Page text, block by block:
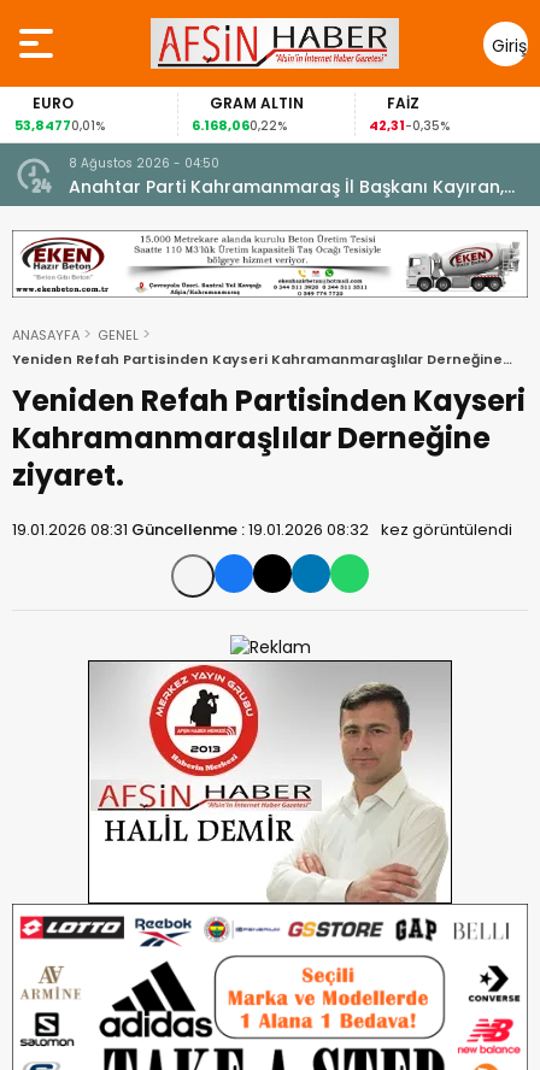
Giriş
Yap
EURO
53,84770,01%
GRAM ALTIN
6.168,060,22%
FAİZ
42,31-0,35%
8 Ağustos 2026 - 04:50
Anahtar Parti Kahramanmaraş İl Başkanı Kayıran,
Afşin Teşkilatı ile buluştu.
ANASAYFA
GENEL
Yeniden Refah Partisinden Kayseri Kahramanmaraşlılar Derneğine
Yeniden Refah Partisinden Kayseri
Kahramanmaraşlılar Derneğine
ziyaret.
19.01.2026 08:31 Güncellenme :19.01.2026 08:32 kez görüntülendi